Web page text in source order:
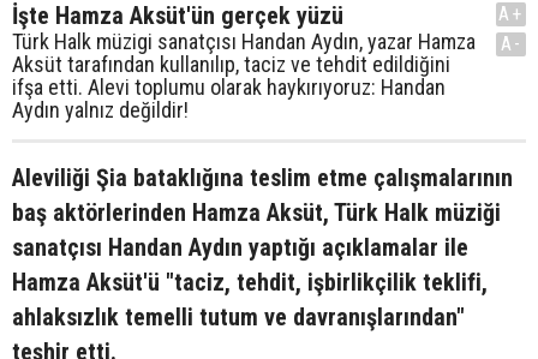
İşte Hamza Aksüt'ün gerçek yüzü
Türk Halk müzigi sanatçısı Handan Aydın, yazar Hamza
Aksüt tarafından kullanılıp, taciz ve tehdit edildiğini
ifşa etti. Alevi toplumu olarak haykırıyoruz: Handan
Aydın yalnız değildir!
A+
A-
Aleviliği Şia bataklığına teslim etme çalışmalarının
baş aktörlerinden Hamza Aksüt, Türk Halk müziği
sanatçısı Handan Aydın yaptığı açıklamalar ile
Hamza Aksüt'ü "taciz, tehdit, işbirlikçilik teklifi,
ahlaksızlık temelli tutum ve davranışlarından"
teşhir etti.